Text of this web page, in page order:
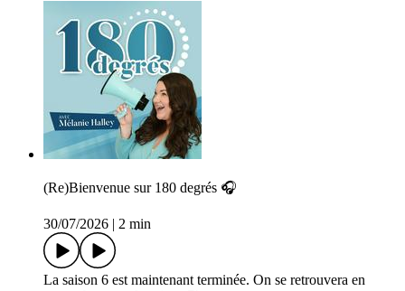
(Re)Bienvenue sur 180 degrés 🎧
30/07/2026 2 min
La saison 6 est maintenant terminée. On se retrouvera en